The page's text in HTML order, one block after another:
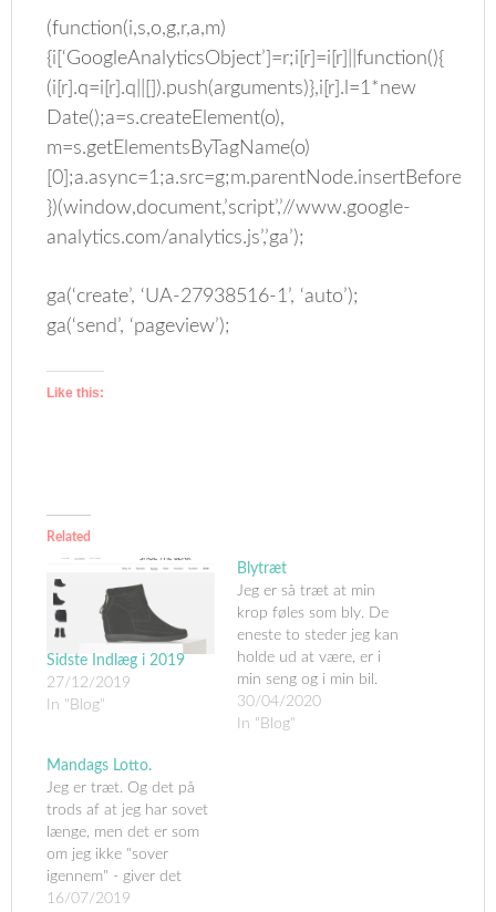
(function(i,s,o,g,r,a,m)
{i[‘GoogleAnalyticsObject’]=r;i[r]=i[r]||function(){
(i[r].q=i[r].q||[]).push(arguments)},i[r].l=1*new
Date();a=s.createElement(o),
m=s.getElementsByTagName(o)
})(window,document,’script’,’//www.google-
analytics.com/analytics.js’,’ga’);
ga(‘create’, ‘UA-27938516-1’, ‘auto’);
ga(‘send’, ‘pageview’);
Like this:
Related
Sidste Indlæg i 2019
27/12/2019
In "Blog"
Blytræt
Jeg er så træt at min
krop føles som bly. De
eneste to steder jeg kan
holde ud at være, er i
min seng og i min bil.
Min bil er mine ben. Den
kan fragte mig fra A til B
30/04/2020
In "Blog"
Mandags Lotto.
Jeg er træt. Og det på
trods af at jeg har sovet
længe, men det er som
om jeg ikke "sover
igennem" - giver det
mening? Som om jeg
16/07/2019